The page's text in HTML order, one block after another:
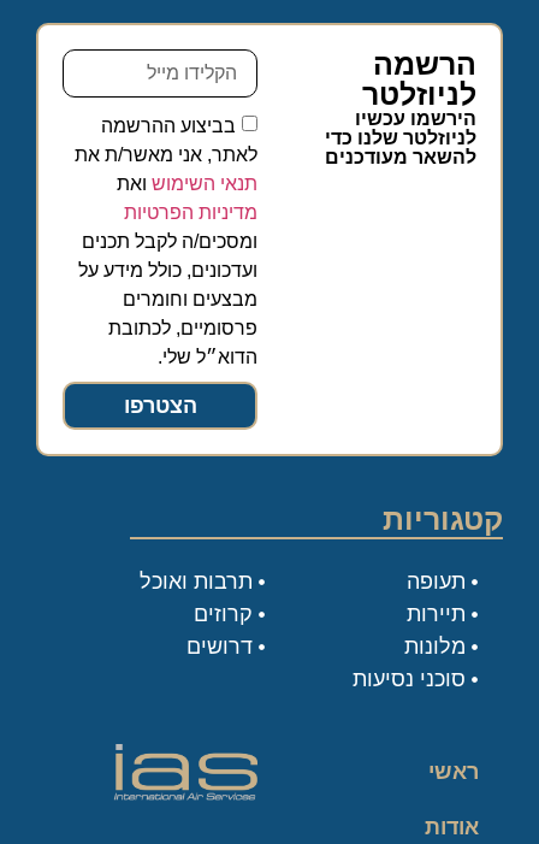
הרשמה
לניוזלטר
הירשמו עכשיו
לניוזלטר שלנו כדי
להשאר מעודכנים
בביצוע ההרשמה
לאתר, אני מאשר/ת את
תנאי השימוש ואת
מדיניות הפרטיות
ומסכים/ה לקבל תכנים
ועדכונים, כולל מידע על
מבצעים וחומרים
פרסומיים, לכתובת
הדוא״ל שלי.
הצטרפו
קטגוריות
תעופה
תיירות
מלונות
סוכני נסיעות
תרבות ואוכל
קרוזים
דרושים
ראשי
אודות